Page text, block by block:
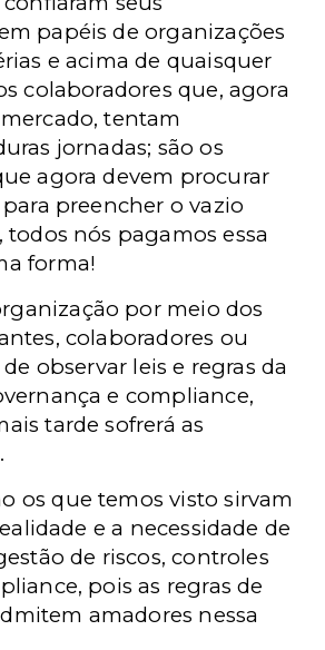
papéis de organizações
e acima de quaisquer
colaboradores que, agora
tentam
jornadas; são os
agora devem procurar
preencher o vazio
todos nós pagamos essa
forma!
por meio dos
colaboradores ou
observar leis e regras da
e compliance,
tarde sofrerá as
os que temos visto sirvam
e a necessidade de
de riscos, controles
pois as regras de
amadores nessa